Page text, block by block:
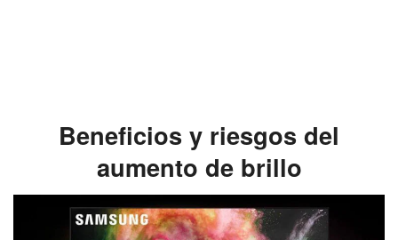
Beneficios y riesgos del
aumento de brillo